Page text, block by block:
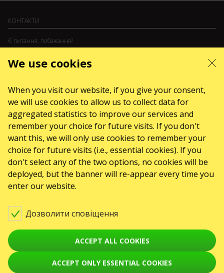
We use cookies
When you visit our website, if you give your consent,
we will use cookies to allow us to collect data for
aggregated statistics to improve our services and
remember your choice for future visits. If you don't
want this, we will only use cookies to remember your
choice for future visits (i.e., essential cookies). If you
don't select any of the two options, no cookies will be
deployed, but the banner will re-appear every time you
enter our website.
Дозволити сповіщення
ACCEPT ALL COOKIES
ACCEPT ONLY ESSENTIAL COOKIES
КОНТАКТИ
Є питання, побажання?
GO2SHOW SPÓŁKA Z O. O.
REGON: 522850125
ul. GĘSIA, 8/205, KRAKÓW, kod 31-535
ПОДІЇ
Концерти
Theaters
February 2027
СЕРВІСИ
Карта сайту
ПРО НАС